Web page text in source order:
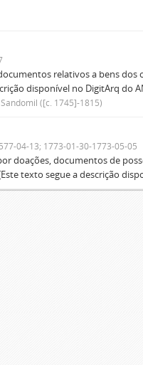
relativos a bens
disponível no DigitArq do
([c. 1745]-1815)
04-13; 1773-01-30-1773-05-05
doações, documentos de
texto segue a descrição